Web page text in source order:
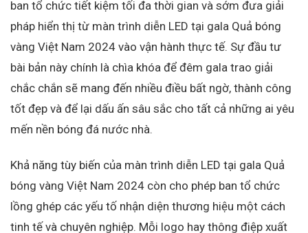
ban tổ chức tiết kiệm tối đa thời gian và sớm đưa giải
pháp hiển thị từ màn trình diễn LED tại gala Quả bóng
vàng Việt Nam 2024 vào vận hành thực tế. Sự đầu tư
bài bản này chính là chìa khóa để đêm gala trao giải
chắc chắn sẽ mang đến nhiều điều bất ngờ, thành công
tốt đẹp và để lại dấu ấn sâu sắc cho tất cả những ai yêu
mến nền bóng đá nước nhà.
Khả năng tùy biến của màn trình diễn LED tại gala Quả
bóng vàng Việt Nam 2024 còn cho phép ban tổ chức
lồng ghép các yếu tố nhận diện thương hiệu một cách
tinh tế và chuyên nghiệp. Mỗi logo hay thông điệp xuất